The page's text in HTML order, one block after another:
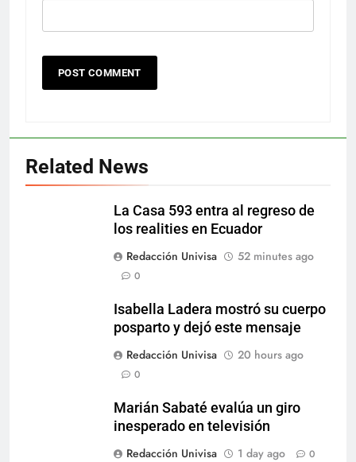
Related News
La Casa 593 entra al regreso de
los realities en Ecuador
Redacción Univisa
52 minutes ago
0
Isabella Ladera mostró su cuerpo
posparto y dejó este mensaje
Redacción Univisa
20 hours ago
0
Marián Sabaté evalúa un giro
inesperado en televisión
Redacción Univisa
1 day ago 0